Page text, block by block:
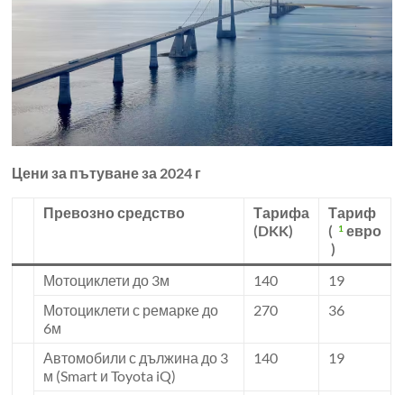
Цени за пътуване за 2024 г
Превозно средство
Тарифа
(DKK)
Тариф
(
1 евро
)
Мотоциклети до 3м
140
19
Мотоциклети с ремарке до
6м
270 36
Автомобили с дължина до 3
м (Smart и Toyota iQ)
140 19